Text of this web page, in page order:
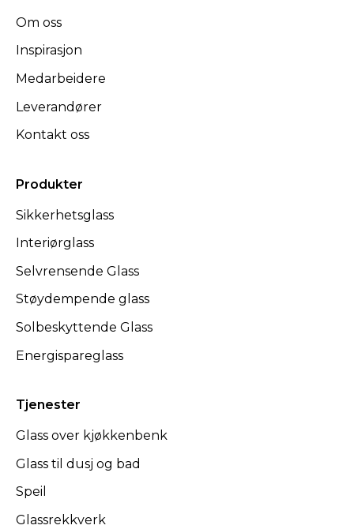
Om oss
Inspirasjon
Medarbeidere
Leverandører
Kontakt oss
Produkter
Sikkerhetsglass
Interiørglass
Selvrensende Glass
Støydempende glass
Solbeskyttende Glass
Energispareglass
Tjenester
Glass over kjøkkenbenk
Glass til dusj og bad
Speil
Glassrekkverk